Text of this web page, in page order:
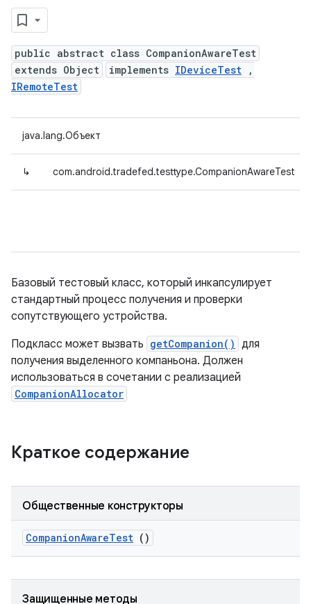
public abstract class CompanionAwareTest
extends Object
implements IDeviceTest ,
IRemoteTest
java.lang.Объект
↳ com.android.tradefed.testtype.CompanionAwareTest
Базовый тестовый класс, который инкапсулирует
стандартный процесс получения и проверки
сопутствующего устройства.
Подкласс может вызвать getCompanion() для
получения выделенного компаньона. Должен
использоваться в сочетании с реализацией
CompanionAllocator
Краткое содержание
Общественные конструкторы
CompanionAwareTest ()
Защищенные методы